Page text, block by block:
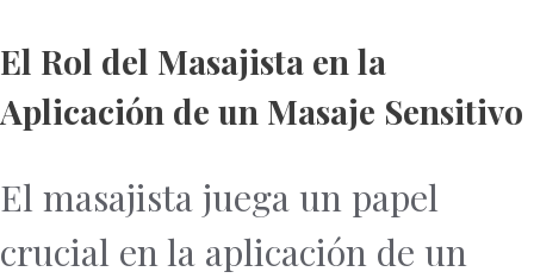
El Rol del Masajista en la
Aplicación de un Masaje Sensitivo
El masajista juega un papel
crucial en la aplicación de un